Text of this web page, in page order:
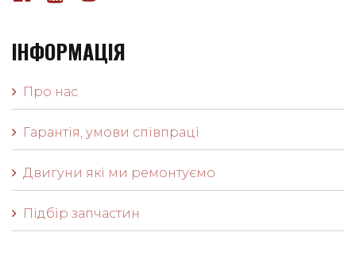
ІНФОРМАЦІЯ
Про нас
Гарантія, умови співпраці
Двигуни які ми ремонтуємо
Підбір запчастин